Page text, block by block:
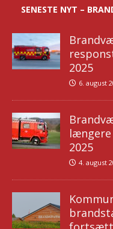
SENESTE NYT –
2025
6. august
2025
4. august